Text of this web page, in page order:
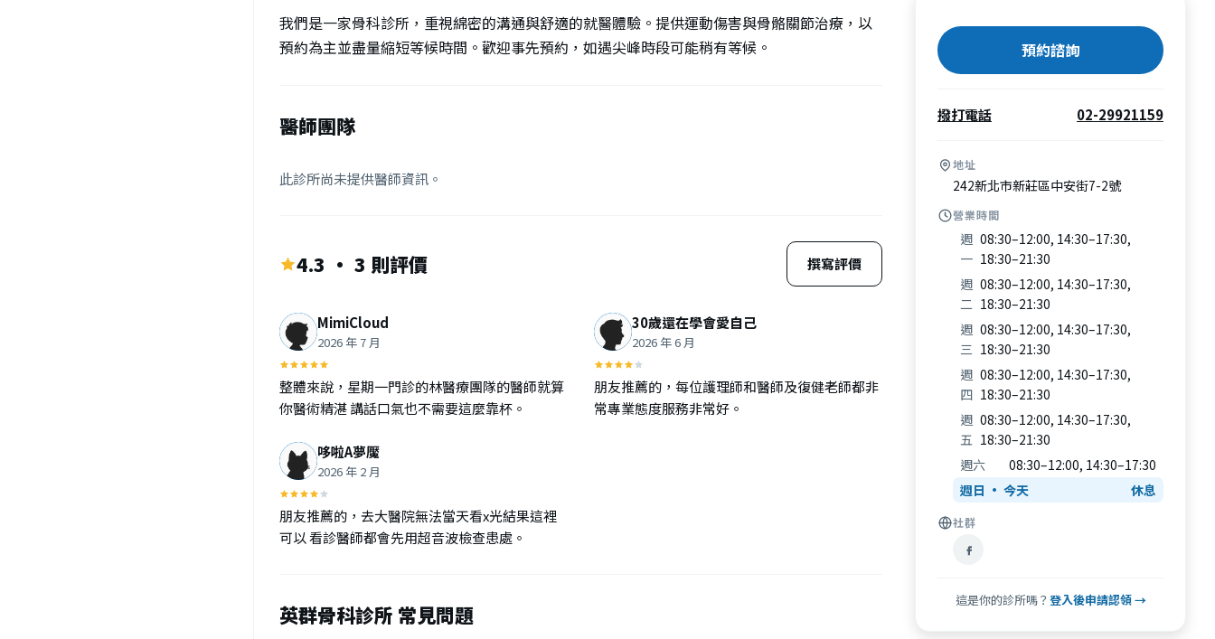
我們是一家骨科診所，重視綿密的溝通與舒適的就醫體驗。提供運動傷害與骨骼關節治療，以
預約為主並盡量縮短等候時間。歡迎事先預約，如遇尖峰時段可能稍有等候。
醫師團隊
此診所尚未提供醫師資訊。
4.3 · 3 則評價 撰寫評價
MimiCloud
2026 年 7 月
整體來說，星期一門診的林醫療團隊的醫師就算
你醫術精湛 講話口氣也不需要這麼靠杯。
30歲還在學會愛自己
2026 年 6 月
朋友推薦的，每位護理師和醫師及復健老師都非
常專業態度服務非常好。
哆啦A夢魘
2026 年 2 月
朋友推薦的，去大醫院無法當天看x光結果這裡
可以 看診醫師都會先用超音波檢查患處。
英群骨科診所 常見問題
預約諮詢
撥打電話 02-29921159
地址
242新北市新莊區中安街7-2號
營業時間
週
一
08:30–12:00, 14:30–17:30,
18:30–21:30
週
二
08:30–12:00, 14:30–17:30,
18:30–21:30
週
三
08:30–12:00, 14:30–17:30,
18:30–21:30
週
四
08:30–12:00, 14:30–17:30,
18:30–21:30
週
五
08:30–12:00, 14:30–17:30,
18:30–21:30
週六
08:30–12:00, 14:30–17:30
週日
休息
社群
這是你的診所嗎？ 登入後申請認領 →